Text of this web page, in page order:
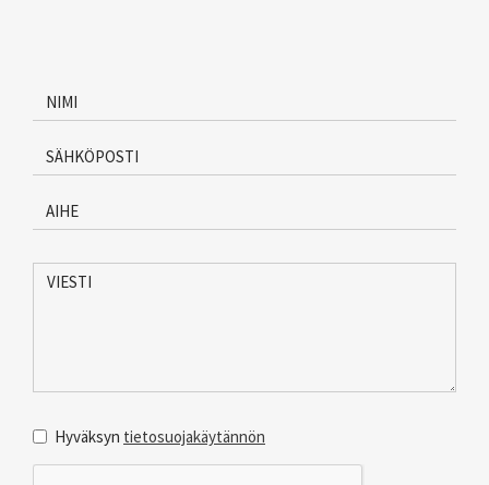
*
*
Hyväksyn tietosuojakäytännön
Data